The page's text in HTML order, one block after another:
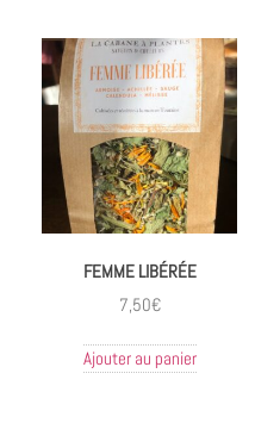
FEMME LIBÉRÉE
7,50€
Ajouter au panier